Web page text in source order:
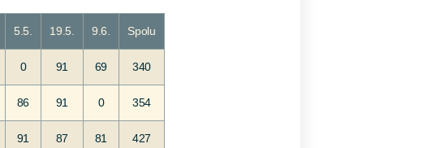
5.5. 19.5. 9.6. Spolu
0 91 69 340
86 91 0 354
91 87 81 427